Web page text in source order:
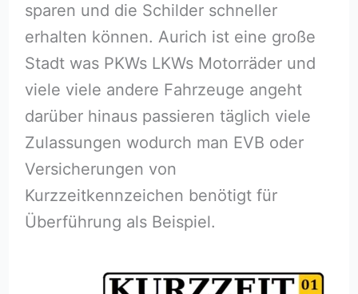
sparen und die Schilder schneller
erhalten können. Aurich ist eine große
Stadt was PKWs LKWs Motorräder und
viele viele andere Fahrzeuge angeht
darüber hinaus passieren täglich viele
Zulassungen wodurch man EVB oder
Versicherungen von
Kurzzeitkennzeichen benötigt für
Überführung als Beispiel.